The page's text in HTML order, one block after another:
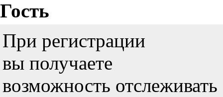
Гость
При регистрации
вы получаете
возможность